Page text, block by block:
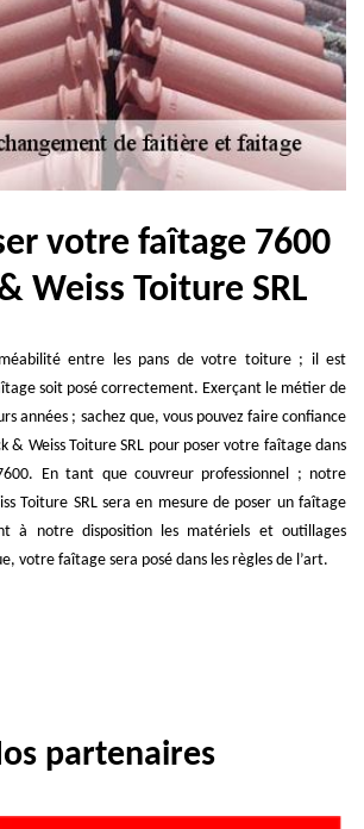
votre faîtage 7600
Weiss Toiture SRL
entre les pans de votre toiture ; il est
soit posé correctement. Exerçant le métier de
années ; sachez que, vous pouvez faire confiance
& Weiss Toiture SRL pour poser votre faîtage dans
En tant que couvreur professionnel ; notre
Toiture SRL sera en mesure de poser un faîtage
à notre disposition les matériels et outillages
votre faîtage sera posé dans les règles de l’art.
partenaires